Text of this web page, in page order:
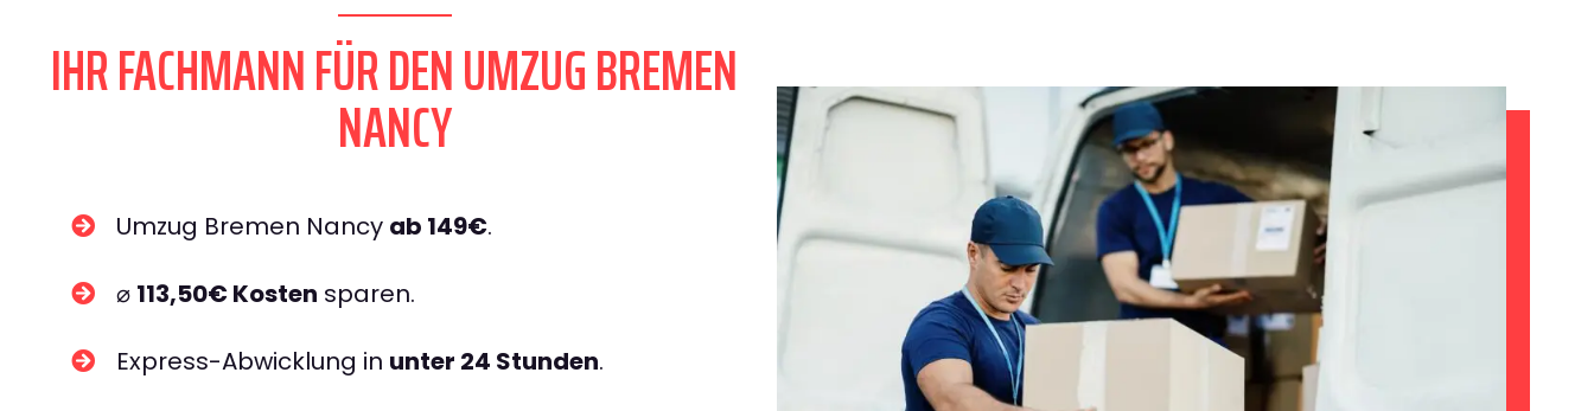
IHR FACHMANN FÜR DEN UMZUG BREMEN
NANCY
Umzug Bremen Nancy ab 149€.
⌀ 113,50€ Kosten sparen.
Express-Abwicklung in unter 24 Stunden.